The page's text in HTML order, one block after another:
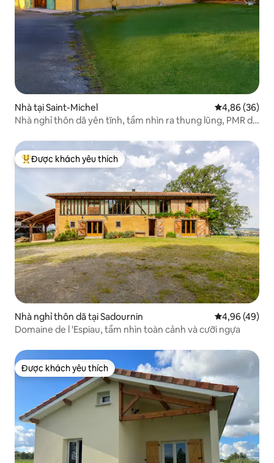
Nhà tại Saint-Michel Xếp hạng
4,86 (36)
Nhà nghỉ thôn dã yên tĩnh, tầm nhìn ra thung lũng, PMR dễ
Được khách yêu thích nhất
Được khách yêu thích
Nhà nghỉ thôn dã tại Sadournin Xếp hạng
4,96 (49)
Domaine de l 'Espiau, tầm nhìn toàn cảnh và cưỡi ngựa
Được khách yêu thích
Được khách yêu thích